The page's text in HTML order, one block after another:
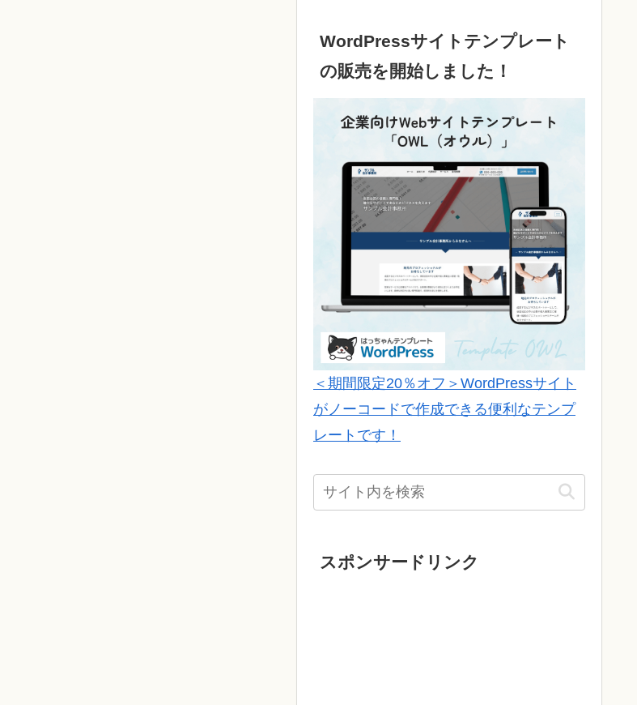
WordPressサイトテンプレート
の販売を開始しました！
＜期間限定20％オフ＞WordPressサイト
がノーコードで作成できる便利なテンプ
レートです！
スポンサードリンク